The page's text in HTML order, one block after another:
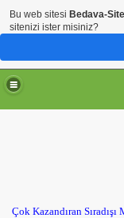
Çok Kazandıran Sıradışı
Bu web sitesi Bedava-
sitenizi ister misiniz?